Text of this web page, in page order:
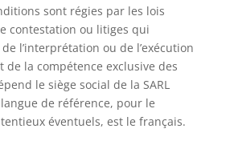
sont régies par les lois
contestation ou litiges qui
l’interprétation ou de l’exécution
de la compétence exclusive des
le siège social de la SARL
de référence, pour le
éventuels, est le français.